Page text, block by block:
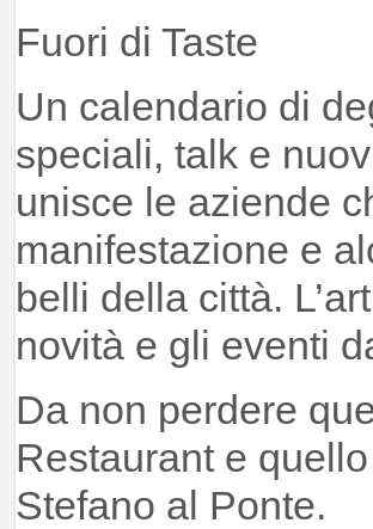
Fuori di Taste
Un calendario di
speciali, talk e
unisce le aziende
manifestazione e
belli della città.
novità e gli eventi
Da non perdere
Restaurant e
Stefano al Ponte.